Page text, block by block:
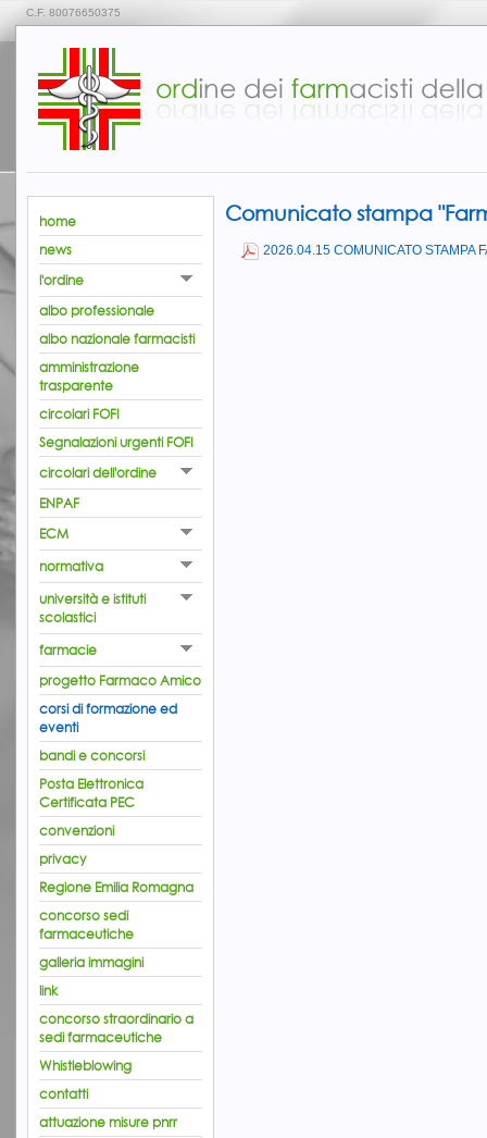
C.F. 80076650375
home
news
l'ordine
albo professionale
albo nazionale farmacisti
amministrazione
trasparente
circolari FOFI
Segnalazioni urgenti FOFI
circolari dell'ordine
ENPAF
ECM
normativa
università e istituti
scolastici
farmacie
progetto Farmaco Amico
corsi di formazione ed
eventi
bandi e concorsi
Posta Elettronica
Certificata PEC
convenzioni
privacy
Regione Emilia Romagna
concorso sedi
farmaceutiche
galleria immagini
link
concorso straordinario a
sedi farmaceutiche
Whistleblowing
contatti
attuazione misure pnrr
Comunicato stampa
2026.04.15 COMUNICATO STAMPA